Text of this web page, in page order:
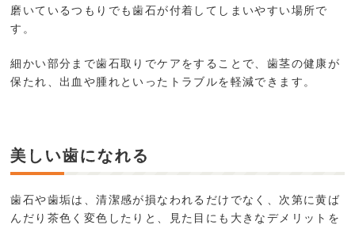
磨いているつもりでも歯石が付着してしまいやすい場所で
す。
細かい部分まで歯石取りでケアをすることで、歯茎の健康が
保たれ、出血や腫れといったトラブルを軽減できます。
美しい歯になれる
歯石や歯垢は、清潔感が損なわれるだけでなく、次第に黄ば
んだり茶色く変色したりと、見た目にも大きなデメリットを